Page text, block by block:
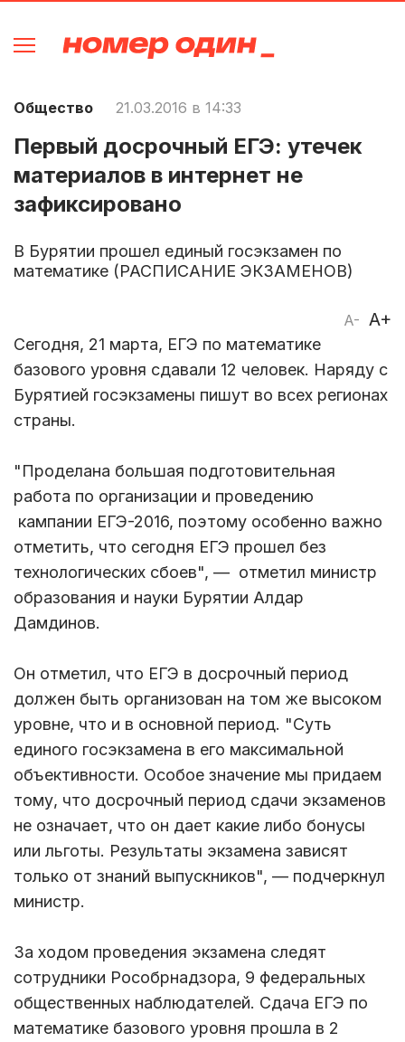
Общество 21.03.2016 в 14:33
Первый досрочный ЕГЭ: утечек
материалов в интернет не
зафиксировано
В Бурятии прошел единый госэкзамен по
математике (РАСПИСАНИЕ ЭКЗАМЕНОВ)
A- A+
Сегодня, 21 марта, ЕГЭ по математике
базового уровня сдавали 12 человек. Наряду с
Бурятией госэкзамены пишут во всех регионах
страны.
"Проделана большая подготовительная
работа по организации и проведению
кампании ЕГЭ-2016, поэтому особенно важно
отметить, что сегодня ЕГЭ прошел без
технологических сбоев", — отметил министр
образования и науки Бурятии Алдар
Дамдинов.
Он отметил, что ЕГЭ в досрочный период
должен быть организован на том же высоком
уровне, что и в основной период. "Суть
единого госэкзамена в его максимальной
объективности. Особое значение мы придаем
тому, что досрочный период сдачи экзаменов
не означает, что он дает какие либо бонусы
или льготы. Результаты экзамена зависят
только от знаний выпускников", — подчеркнул
министр.
За ходом проведения экзамена следят
сотрудники Рособрнадзора, 9 федеральных
общественных наблюдателей. Сдача ЕГЭ по
математике базового уровня прошла в 2